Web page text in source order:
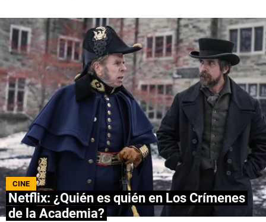
QUIENES SOMOS | STAFF | CONTACTO |
Escribe en Spoiler
Términos y Condiciones
Políticas de Privacidad
Política Editorial
Ad Choices
Bolavip, al igual que Futbol Sites, es una
compañía perteneciente a Better Collective.
Todos los derechos reservados.
CINE
Netflix: ¿Quién es quién en Los Crímenes
de la Academia?